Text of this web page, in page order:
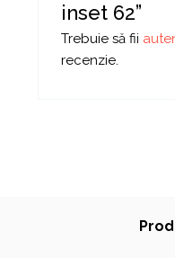
inset 62”
Trebuie să fii
recenzie.